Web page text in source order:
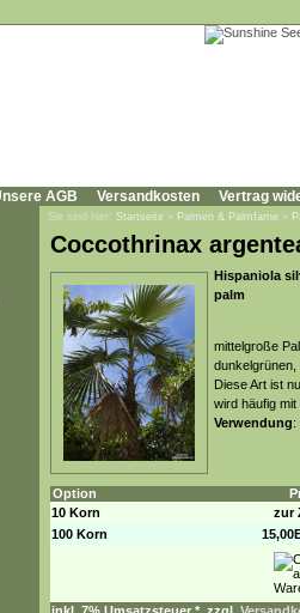
AGB Versandkosten Vertrag
Sie sind hier: Startseite » Palmen & Palmfarne »
Coccothrinax
Hispaniola
palm
mittelgroße
Diese Art ist
wird häufig
Verwendung:
Option
10 Korn
zur
100 Korn